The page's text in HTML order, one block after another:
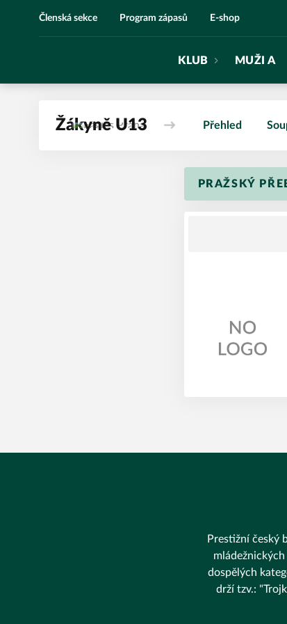
Členská sekce Program zápasů E-shop
KLUB MUŽI A
Žákyně U13 Přehled
PRAŽSKÝ
Prestižní český
dospělých
drží tzv.: